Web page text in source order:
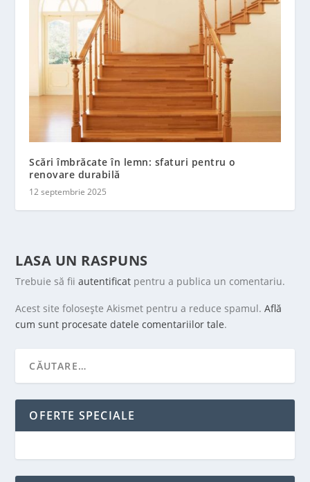
Scări îmbrăcate în lemn: sfaturi pentru o
renovare durabilă
12 septembrie 2025
LASA UN RASPUNS
Trebuie să fiiautentificat pentru a publica un comentariu.
Acest site folosește Akismet pentru a reduce spamul.Află
cum sunt procesate datele comentariilor tale.
OFERTE SPECIALE